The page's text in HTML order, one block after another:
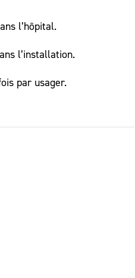
l’hôpital.
l’installation.
par usager.